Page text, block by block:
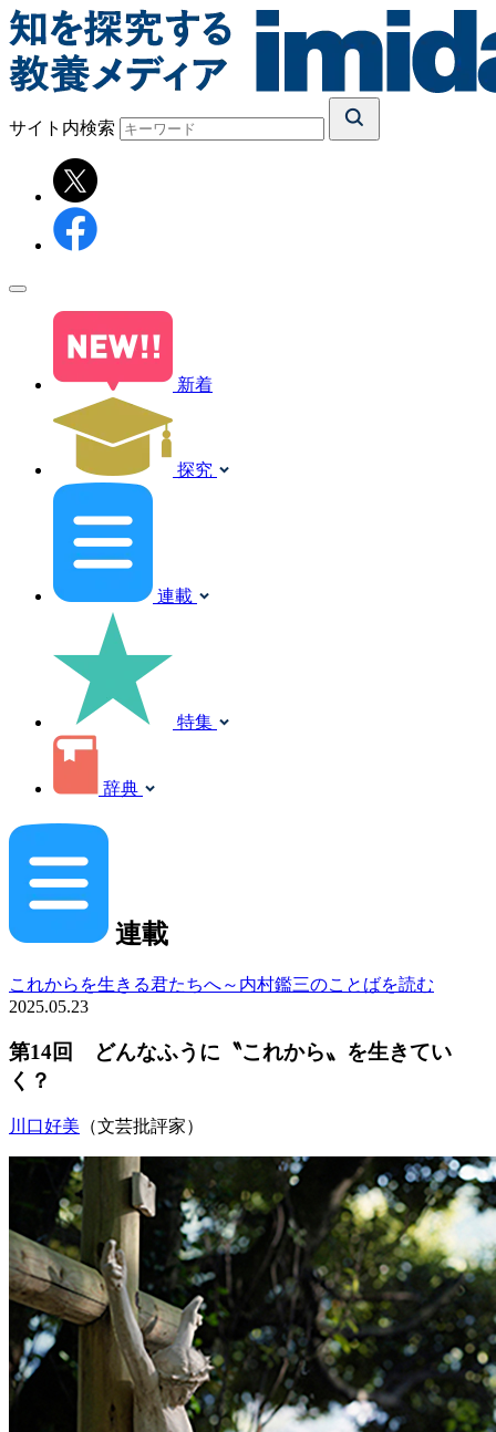
サイト内検索
新着
探究
連載
特集
辞典
連載
これからを生きる君たちへ～内村鑑三のことばを読む
2025.05.23
第14回 どんなふうに〝これから〟を生きてい
く？
川口好美 （文芸批評家）